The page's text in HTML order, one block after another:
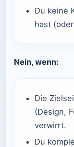
Du keine
hast
Nein, wenn:
Die
(Design,
verwirrt.
Du